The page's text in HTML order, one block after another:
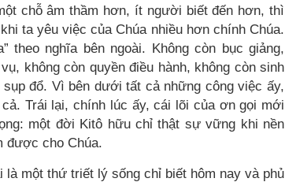
chỗ âm thầm hơn, ít người biết đến hơn, thì
ta yêu việc của Chúa nhiều hơn chính Chúa.
theo nghĩa bên ngoài. Không còn bục giảng,
không còn quyền điều hành, không còn sinh
đổ. Vì bên dưới tất cả những công việc ấy,
Trái lại, chính lúc ấy, cái lõi của ơn gọi mới
một đời Kitô hữu chỉ thật sự vững khi nền
được cho Chúa.
là một thứ triết lý sống chỉ biết hôm nay và phủ